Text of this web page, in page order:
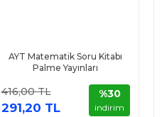
AYT Matematik Soru Kitabı
Palme Yayınları
416,00 TL
291,20 TL
%30
indirim